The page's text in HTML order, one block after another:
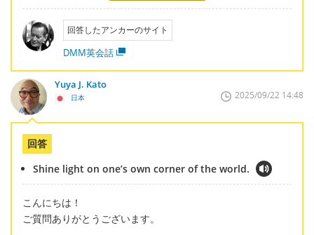
回答したアンカーのサイト
DMM英会話
Yuya J. Kato
日本 2025/09/22 14:48
回答
Shine light on one’s own corner of the world.
こんにちは！
ご質問ありがとうございます。